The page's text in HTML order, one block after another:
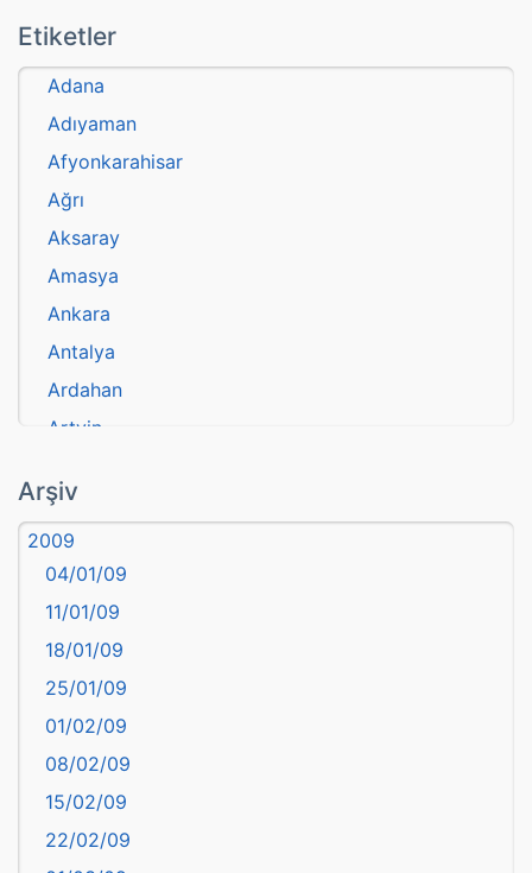
Etiketler
Adana
Adıyaman
Afyonkarahisar
Ağrı
Aksaray
Amasya
Ankara
Antalya
Ardahan
Artvin
Aydın
Balıkesir
Bartın
başkentler
Batman
Bayburt
Bilecik
Bingöl
Bitlis
Bolu
Arşiv
2009
04/01/09
11/01/09
18/01/09
25/01/09
01/02/09
08/02/09
15/02/09
22/02/09